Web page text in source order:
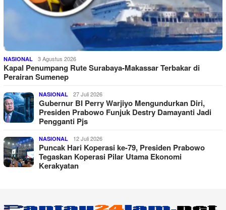
NASIONAL 3 Agustus 2026
Kapal Penumpang Rute Surabaya-Makassar Terbakar di
Perairan Sumenep
NASIONAL 27 Juli 2026
Gubernur BI Perry Warjiyo Mengundurkan Diri,
Presiden Prabowo Funjuk Destry Damayanti Jadi
Pengganti Pjs
NASIONAL 12 Juli 2026
Puncak Hari Koperasi ke-79, Presiden Prabowo
Tegaskan Koperasi Pilar Utama Ekonomi
Kerakyatan